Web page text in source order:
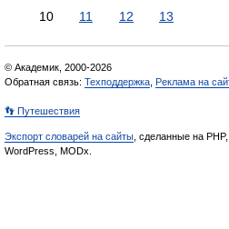
10
11 12 13
© Академик, 2000-2026
Обратная связь: Техподдержка Реклама на
👣 Путешествия
Экспорт словарей на сайты , сделанные на PHP,
WordPress, MODx.